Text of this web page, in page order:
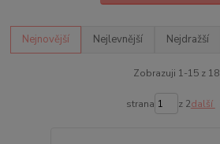
Nejnovější Nejlevnější Nejdražší
Zobrazuji 1-15 z 18
strana z 2další